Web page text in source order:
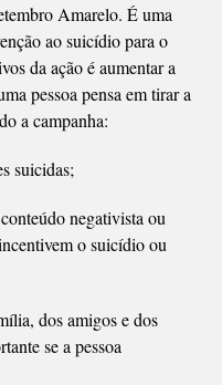
Amarelo. É uma
ao suicídio para o
da ação é aumentar a
pessoa pensa em tirar a
a campanha:
suicidas;
negativista ou
o suicídio ou
dos amigos e dos
se a pessoa